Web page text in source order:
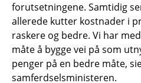
forutsetningene. Samtidig
allerede kutter kostnader i
raskere og bedre. Vi har
måte å bygge vei på som
penger på en bedre måte,
samferdselsministeren.